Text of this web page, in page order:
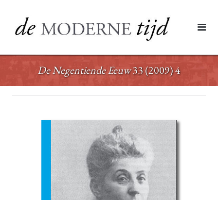
De Negentiende Eeuw33 (2009) 4